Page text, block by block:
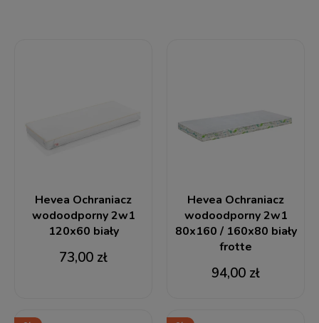
Hevea Ochraniacz
wodoodporny 2w1
120x60 biały
73,00 zł
Hevea Ochraniacz
wodoodporny 2w1
80x160 / 160x80 biały
frotte
94,00 zł